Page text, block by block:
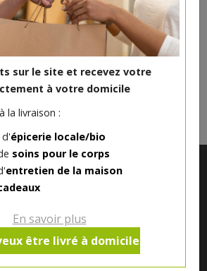
sur le site et recevez votre
à votre domicile
la livraison :
épicerie locale/bio
soins pour le corps
entretien de la maison
En savoir plus
être livré à domicile
CATÉGORIE ...